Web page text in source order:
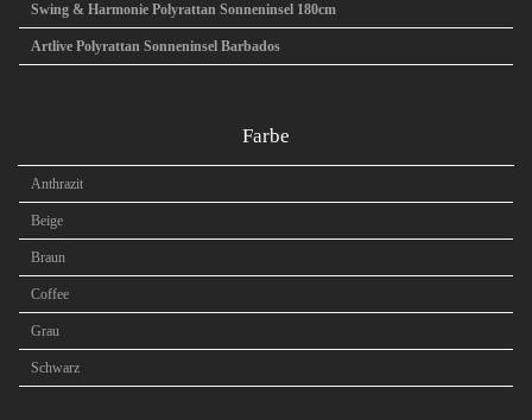
Swing & Harmonie Polyrattan Sonneninsel 180cm
Artlive Polyrattan Sonneninsel Barbados
Farbe
Anthrazit
Beige
Braun
Coffee
Grau
Schwarz